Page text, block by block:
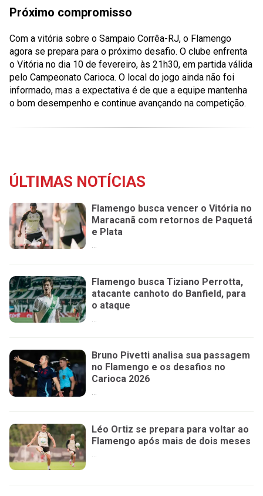
Próximo compromisso
Com a vitória sobre o Sampaio Corrêa-RJ, o Flamengo
agora se prepara para o próximo desafio. O clube enfrenta
o Vitória no dia 10 de fevereiro, às 21h30, em partida válida
pelo Campeonato Carioca. O local do jogo ainda não foi
informado, mas a expectativa é de que a equipe mantenha
o bom desempenho e continue avançando na competição.
ÚLTIMAS NOTÍCIAS
Flamengo busca vencer o Vitória no
Maracanã com retornos de Paquetá
e Plata
...
Flamengo busca Tiziano Perrotta,
atacante canhoto do Banfield, para
o ataque
...
Bruno Pivetti analisa sua passagem
no Flamengo e os desafios no
Carioca 2026
...
Léo Ortiz se prepara para voltar ao
Flamengo após mais de dois meses